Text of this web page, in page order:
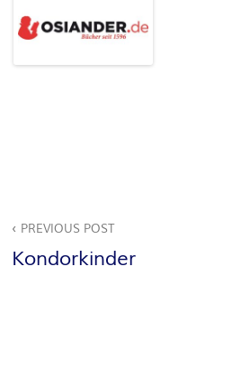
PREVIOUS POST
Kondorkinder